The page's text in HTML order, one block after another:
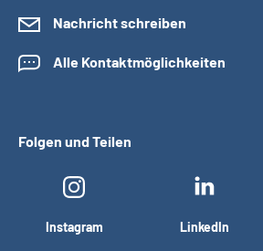
Nachricht schreiben
Alle Kontaktmöglichkeiten
Folgen und Teilen
Instagram LinkedIn